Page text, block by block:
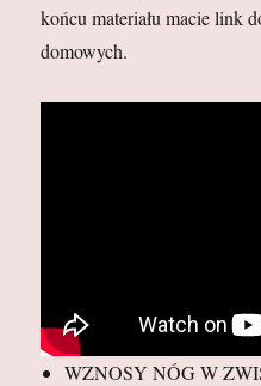
końcu materiału macie link
domowych.
WZNOSY NÓG W